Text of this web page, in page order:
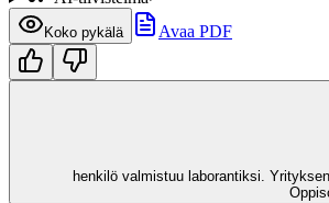
Koko pykälä Avaa PDF
henkilö valmistuu laborantiksi.